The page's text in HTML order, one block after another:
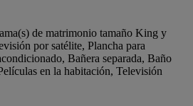
de matrimonio tamaño King y
por satélite, Plancha para
Bañera separada, Baño
en la habitación, Televisión